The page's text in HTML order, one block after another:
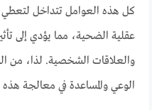
كل هذه العوامل تتداخل
عقلية الضحية، مما يؤدي إلى
والعلاقات الشخصية. لذا، من
الوعي والمساعدة في معالجة هذه